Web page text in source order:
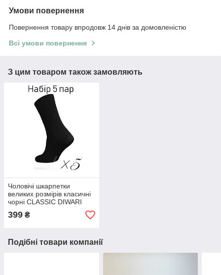
Умови повернення
Повернення товару впродовж 14 днів за домовленістю
Всі умови повернення
З цим товаром також замовляють
Чоловічі шкарпетки
великих розмірів класичні
чорні CLASSIC DIWARI
набір 5 пар 5С-08СП
399 ₴
Подібні товари компанії